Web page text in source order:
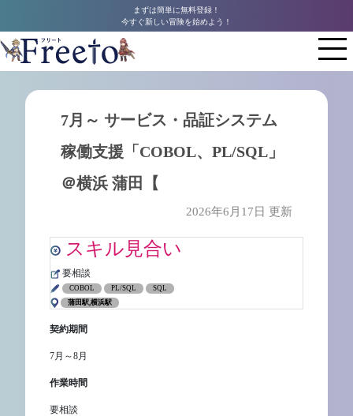
まずは簡単に無料登録！
今すぐ新しい冒険を始めよう！
7月～ サービス・品証システム
稼働支援「COBOL、PL/SQL」
＠横浜 蒲田【
2026年6月17日 更新
スキル見合い
要相談
COBOL PL/SQL
SQL
蒲田駅,横浜駅
契約期間
7月～8月
作業時間
要相談